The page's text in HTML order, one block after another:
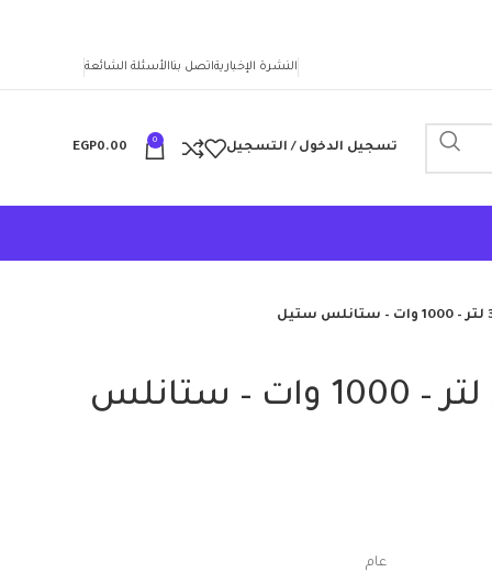
النشرة الإخباريةاتصل بناالأسئلة الشائعة
تسجيل الدخول / التسجيل
0
EGP0.00
كبة خضروات – 3 لتر – 1000 وات – ستانلس
عام